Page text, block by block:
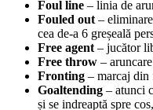
Foul line – linia de
Fouled out –
cea de-a 6 greșeală
Free agent – jucător
Free throw –
Fronting – marcaj din
Goaltending – atunci
și se indreaptă spre